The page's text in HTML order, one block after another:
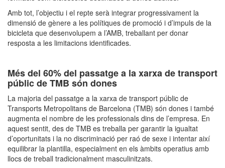
Amb tot, l’objectiu i el repte serà integrar progressivament la
dimensió de gènere a les polítiques de promoció i d’impuls de la
bicicleta que desenvolupem a l’AMB, treballant per donar
resposta a les limitacions identificades.
Més del 60% del passatge a la xarxa de transport
públic de TMB són dones
La majoria del passatge a la xarxa de transport públic de
Transports Metropolitans de Barcelona (TMB) són dones i també
augmenta el nombre de les professionals dins de l’empresa. En
aquest sentit, des de TMB es treballa per garantir la igualtat
d’oportunitats i la no discriminació per raó de sexe i intentar així
equilibrar la plantilla, especialment en els àmbits operatius amb
llocs de treball tradicionalment masculinitzats.